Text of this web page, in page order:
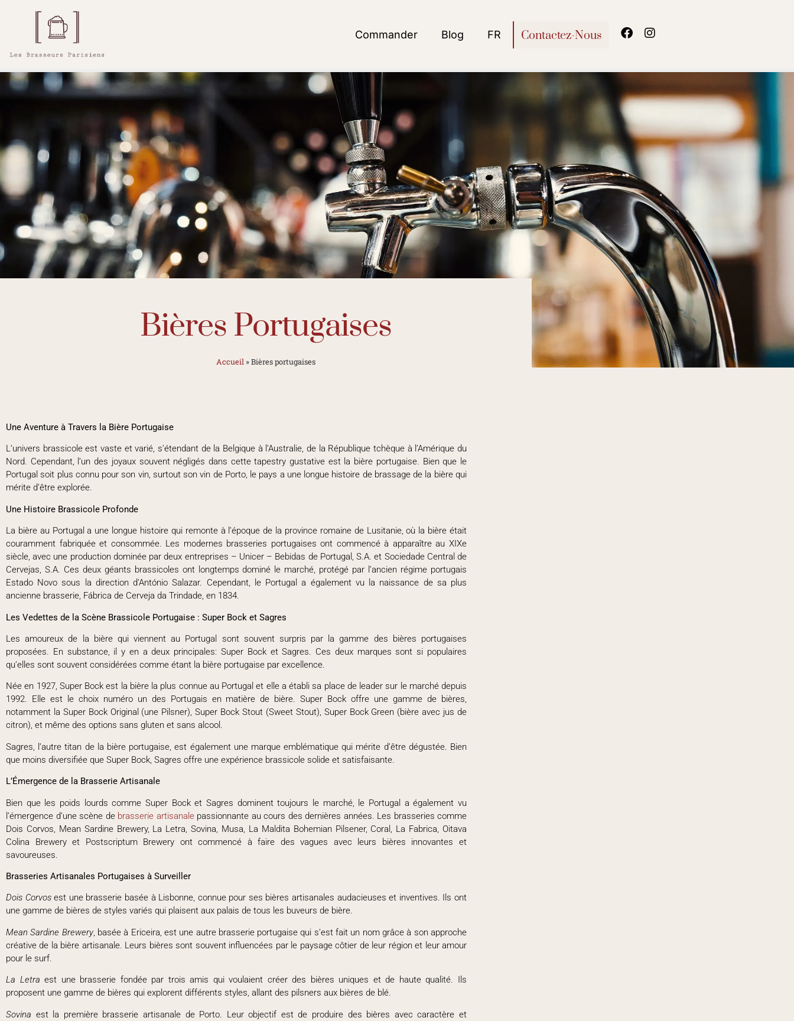
Commander Blog FR Contactez-Nous
Bières Portugaises
Accueil »Bières portugaises
Une Aventure à Travers la Bière Portugaise
L’univers brassicole est vaste et varié, s’étendant de la Belgique à l’Australie, de la République tchèque à l’Amérique du
Nord. Cependant, l’un des joyaux souvent négligés dans cette tapestry gustative est la bière portugaise. Bien que le
Portugal soit plus connu pour son vin, surtout son vin de Porto, le pays a une longue histoire de brassage de la bière qui
mérite d’être explorée.
Une Histoire Brassicole Profonde
La bière au Portugal a une longue histoire qui remonte à l’époque de la province romaine de Lusitanie, où la bière était
couramment fabriquée et consommée. Les modernes brasseries portugaises ont commencé à apparaître au XIXe
siècle, avec une production dominée par deux entreprises – Unicer – Bebidas de Portugal, S.A. et Sociedade Central de
Cervejas, S.A. Ces deux géants brassicoles ont longtemps dominé le marché, protégé par l’ancien régime portugais
Estado Novo sous la direction d’António Salazar. Cependant, le Portugal a également vu la naissance de sa plus
ancienne brasserie, Fábrica de Cerveja da Trindade, en 1834.
Les Vedettes de la Scène Brassicole Portugaise : Super Bock et Sagres
Les amoureux de la bière qui viennent au Portugal sont souvent surpris par la gamme des bières portugaises
proposées. En substance, il y en a deux principales: Super Bock et Sagres. Ces deux marques sont si populaires
qu’elles sont souvent considérées comme étant la bière portugaise par excellence.
Née en 1927, Super Bock est la bière la plus connue au Portugal et elle a établi sa place de leader sur le marché depuis
1992. Elle est le choix numéro un des Portugais en matière de bière. Super Bock offre une gamme de bières,
notamment la Super Bock Original (une Pilsner), Super Bock Stout (Sweet Stout), Super Bock Green (bière avec jus de
citron), et même des options sans gluten et sans alcool.
Sagres, l’autre titan de la bière portugaise, est également une marque emblématique qui mérite d’être dégustée. Bien
que moins diversifiée que Super Bock, Sagres offre une expérience brassicole solide et satisfaisante.
L’Émergence de la Brasserie Artisanale
Bien que les poids lourds comme Super Bock et Sagres dominent toujours le marché, le Portugal a également vu
l’émergence d’une scène de brasserie artisanalepassionnante au cours des dernières années. Les brasseries comme
Dois Corvos, Mean Sardine Brewery, La Letra, Sovina, Musa, La Maldita Bohemian Pilsener, Coral, La Fabrica, Oitava
Colina Brewery et Postscriptum Brewery ont commencé à faire des vagues avec leurs bières innovantes et
savoureuses.
Brasseries Artisanales Portugaises à Surveiller
Dois Corvosest une brasserie basée à Lisbonne, connue pour ses bières artisanales audacieuses et inventives. Ils ont
une gamme de bières de styles variés qui plaisent aux palais de tous les buveurs de bière.
Mean Sardine Brewery, basée à Ericeira, est une autre brasserie portugaise qui s’est fait un nom grâce à son approche
créative de la bière artisanale. Leurs bières sont souvent influencées par le paysage côtier de leur région et leur amour
pour le surf.
La Letra est une brasserie fondée par trois amis qui voulaient créer des bières uniques et de haute qualité. Ils
proposent une gamme de bières qui explorent différents styles, allant des pilsners aux bières de blé.
Sovina est la première brasserie artisanale de Porto. Leur objectif est de produire des bières avec caractère et